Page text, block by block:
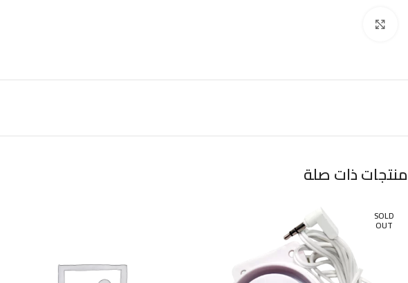
منتجات ذات صلة
SOLD
OUT